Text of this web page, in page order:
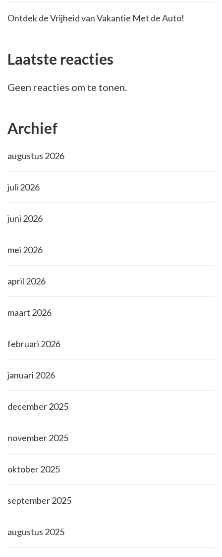
Ontdek de Vrijheid van Vakantie Met de Auto!
Laatste reacties
Geen reacties om te tonen.
Archief
augustus 2026
juli 2026
juni 2026
mei 2026
april 2026
maart 2026
februari 2026
januari 2026
december 2025
november 2025
oktober 2025
september 2025
augustus 2025